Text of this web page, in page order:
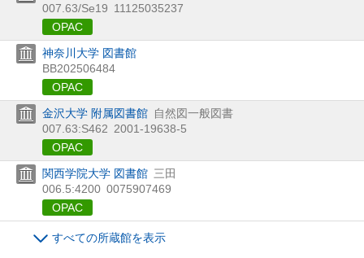
007.63/Se19 11125035237
OPAC
神奈川大学 図書館
BB202506484
OPAC
金沢大学 附属図書館 自然図一般図書
007.63:S462 2001-19638-5
OPAC
関西学院大学 図書館 三田
006.5:4200 0075907469
OPAC
すべての所蔵館を表示